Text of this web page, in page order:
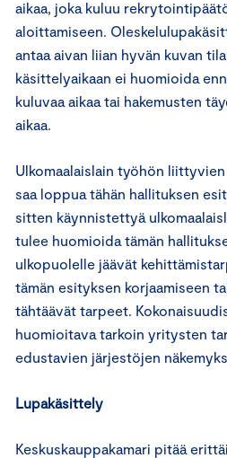
aikaa, joka kuluu
aloittamiseen.
antaa aivan liian hyvän kuvan
käsittelyaikaan ei huomioida
kuluvaa aikaa tai hakemusten
aikaa.
Ulkomaalaislain työhön
saa loppua tähän hallituksen
sitten käynnistettyä
tulee huomioida tämän
ulkopuolelle jäävät
tämän esityksen korjaamiseen
tähtäävät tarpeet.
huomioitava tarkoin yritysten
edustavien järjestöjen
Lupakäsittely
Keskuskauppakamari pitää